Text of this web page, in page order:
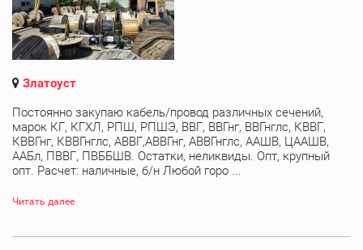
Златоуст
Постоянно закупаю кабель/провод различных сечений,
марок КГ, КГХЛ, РПШ, РПШЭ, ВВГ, ВВГнг, ВВГнглс, КВВГ,
КВВГнг, КВВГнглс, АВВГ,АВВГнг, АВВГнглс, ААШВ, ЦААШВ,
ААБл, ПВВГ, ПВББШВ. Остатки, неликвиды. Опт, крупный
опт. Расчет: наличные, б/н Любой горо ...
Читать далее